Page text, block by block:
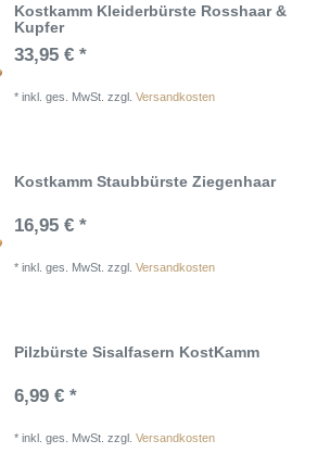
Kostkamm Kleiderbürste Rosshaar &
Kupfer
33,95 € *
*inkl. ges. MwSt. zzgl.Versandkosten
Kostkamm Staubbürste Ziegenhaar
16,95 € *
*inkl. ges. MwSt. zzgl.Versandkosten
Pilzbürste Sisalfasern KostKamm
6,99 € *
*inkl. ges. MwSt. zzgl.Versandkosten